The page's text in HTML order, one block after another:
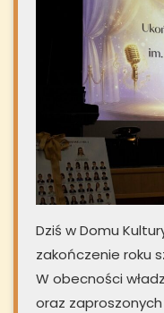
Dziś w Domu
zakończenie roku
W obecności
oraz